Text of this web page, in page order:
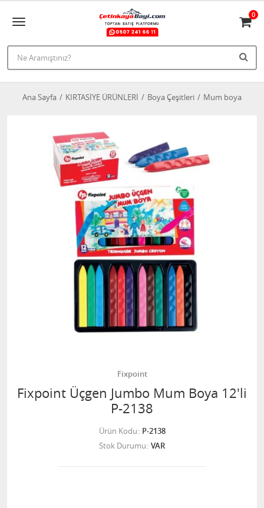
0
Ana Sayfa KIRTASİYE ÜRÜNLERİ Boya Çeşitleri Mum boya
Fixpoint
Fixpoint Üçgen Jumbo Mum Boya 12'li
P-2138
Ürün Kodu P-2138
Stok Durumu VAR